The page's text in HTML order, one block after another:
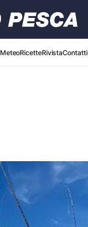
MeteoRicetteRivistaContatti